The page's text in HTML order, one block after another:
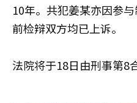
10年。共犯姜某亦因参
前检辩双方均已上诉。
法院将于18日由刑事第8